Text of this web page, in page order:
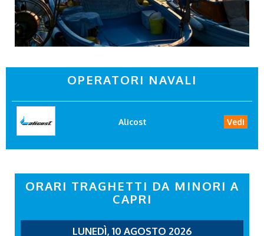
OPERATORI NAVALI
Alicost Vedi
ORARI TRAGHETTI DA MINORI A
CAPRI
LUNEDÌ, 10 AGOSTO 2026